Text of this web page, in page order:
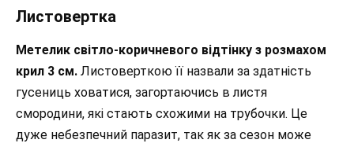
Листовертка
Метелик світло-коричневого відтінку з розмахом
крил 3 см. Листоверткою її назвали за здатність
гусениць ховатися, загортаючись в листя
смородини, які стають схожими на трубочки. Це
дуже небезпечний паразит, так як за сезон може